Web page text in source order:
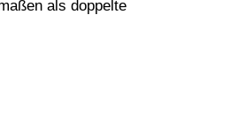
als doppelte